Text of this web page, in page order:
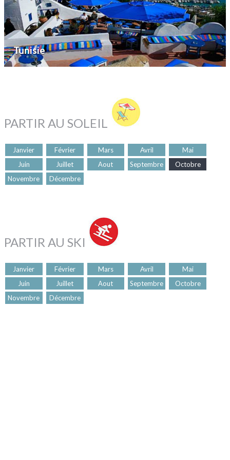
Tunisie
PARTIR AU SOLEIL
Janvier Février Mars Avril
Mai
Juin
Juillet Aout Septembre
Octobre
Novembre
Décembre
PARTIR AU SKI
Janvier Février Mars Avril
Mai
Juin
Juillet Aout Septembre
Octobre
Novembre
Décembre